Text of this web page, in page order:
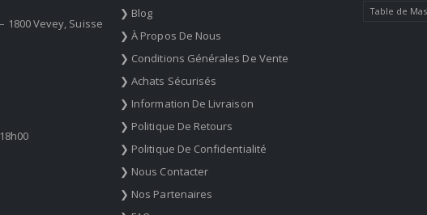
1800 Vevey, Suisse
❯ Blog
❯ À Propos De Nous
❯ Conditions Générales De Vente
❯ Achats Sécurisés
❯ Information De Livraison
❯ Politique De Retours
❯ Politique De Confidentialité
❯ Nous Contacter
❯ Nos Partenaires
Table de